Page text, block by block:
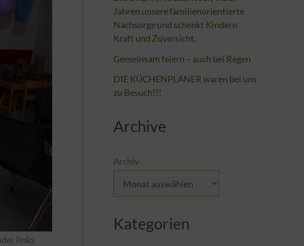
links
Jahren unsere familienorientierte
Nachsorge und schenkt Kindern
Kraft und Zuversicht.
Gemeinsam feiern – auch bei Regen
DIE KÜCHENPLANER waren bei uns
zu Besuch!!!
Archive
Archiv
Kategorien